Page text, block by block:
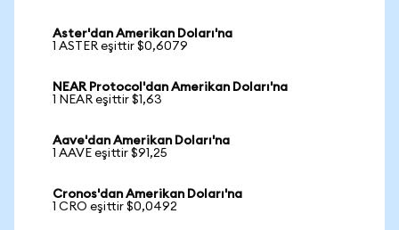
Aster'dan Amerikan Doları'na
1 ASTER eşittir $0,6079
NEAR Protocol'dan Amerikan Doları'na
1 NEAR eşittir $1,63
Aave'dan Amerikan Doları'na
1 AAVE eşittir $91,25
Cronos'dan Amerikan Doları'na
1 CRO eşittir $0,0492